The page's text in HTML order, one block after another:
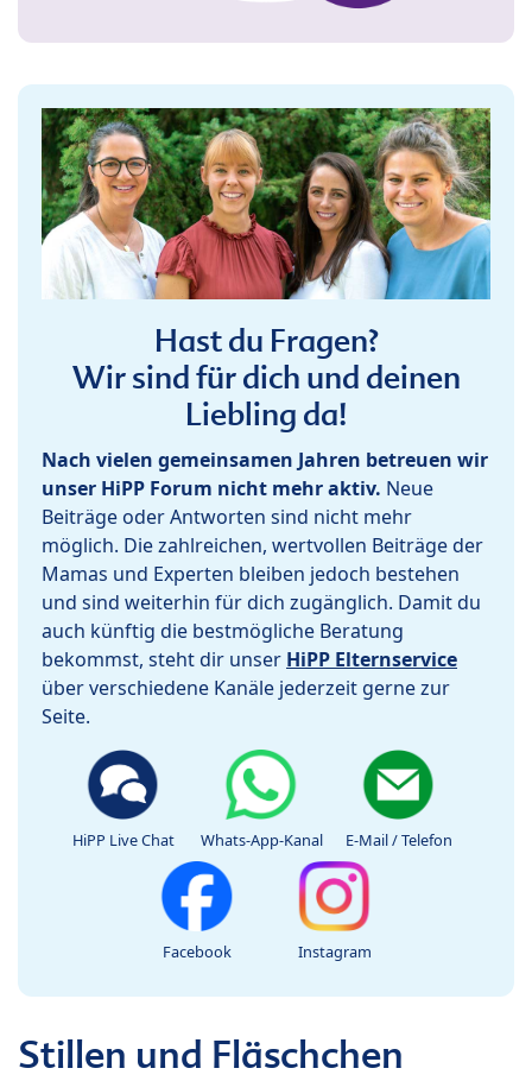
Hast du Fragen?
Wir sind für dich und deinen
Liebling da!
Nach vielen gemeinsamen Jahren betreuen wir
unser HiPP Forum nicht mehr aktiv. Neue
Beiträge oder Antworten sind nicht mehr
möglich. Die zahlreichen, wertvollen Beiträge der
Mamas und Experten bleiben jedoch bestehen
und sind weiterhin für dich zugänglich. Damit du
auch künftig die bestmögliche Beratung
bekommst, steht dir unser HiPP Elternservice
über verschiedene Kanäle jederzeit gerne zur
Seite.
HiPP Live Chat Whats-App-Kanal E-Mail / Telefon
Facebook Instagram
Stillen und Fläschchen